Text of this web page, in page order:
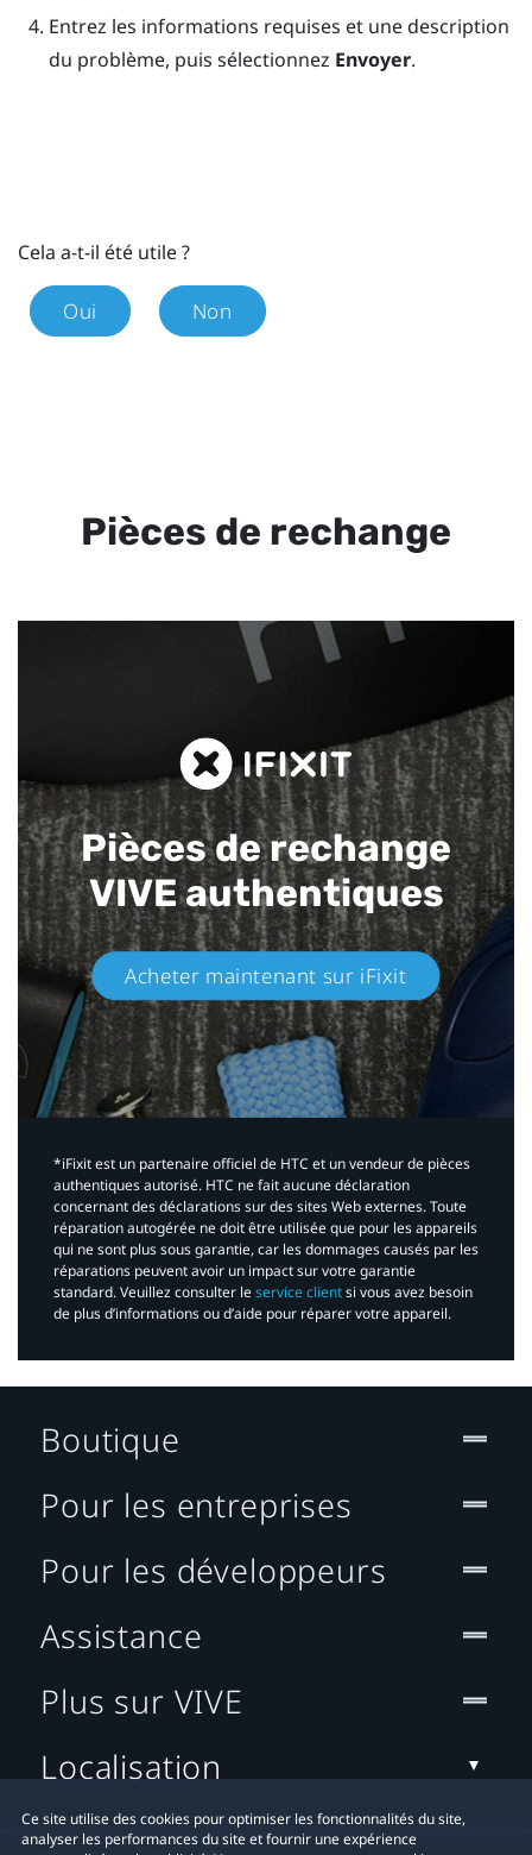
Entrez les informations requises et une description
du problème, puis sélectionnez Envoyer.
Cela a-t-il été utile ?
Oui Non
Pièces de rechange
Pièces de rechange
VIVE authentiques​
Acheter maintenant sur iFixit​
*iFixit est un partenaire officiel de HTC et un vendeur de pièces
authentiques autorisé. HTC ne fait aucune déclaration
concernant des déclarations sur des sites Web externes. Toute
réparation autogérée ne doit être utilisée que pour les appareils
qui ne sont plus sous garantie, car les dommages causés par les
réparations peuvent avoir un impact sur votre garantie
standard. Veuillez consulter leservice clientsi vous avez besoin
de plus d’informations ou d’aide pour réparer votre appareil.​
Ce site utilise des cookies pour optimiser les fonctionnalités du site,
analyser les performances du site et fournir une expérience
Boutique
Pour les entreprises
Pour les développeurs
Assistance
Plus sur VIVE
Localisation